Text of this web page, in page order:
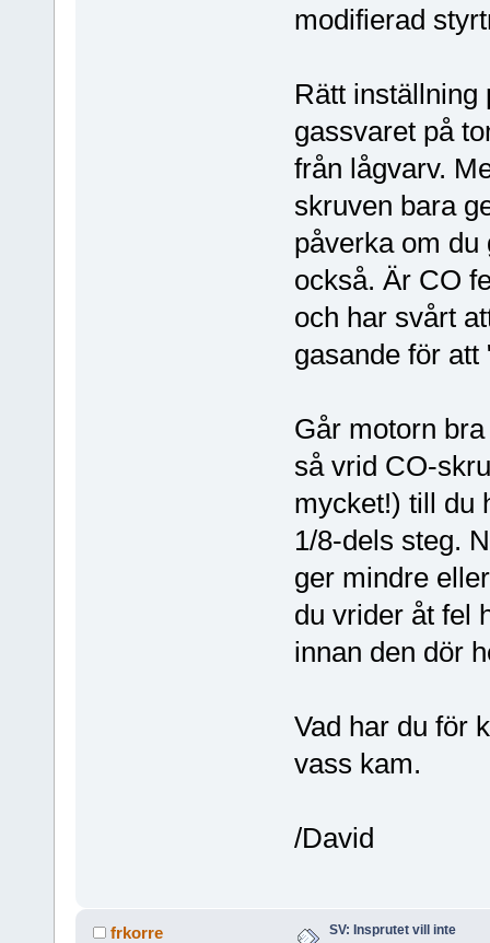
modifierad
Rätt inställning
gassvaret på
från lågvarv.
skruven bara
påverka om du
också. Är CO
och har svårt
gasande för
Går motorn
så vrid CO-
mycket!) till du
1/8-dels steg.
ger mindre
du vrider åt fel
innan den dör
Vad har du för
vass kam.
/David
frkorre SV: Insprutet vill inte